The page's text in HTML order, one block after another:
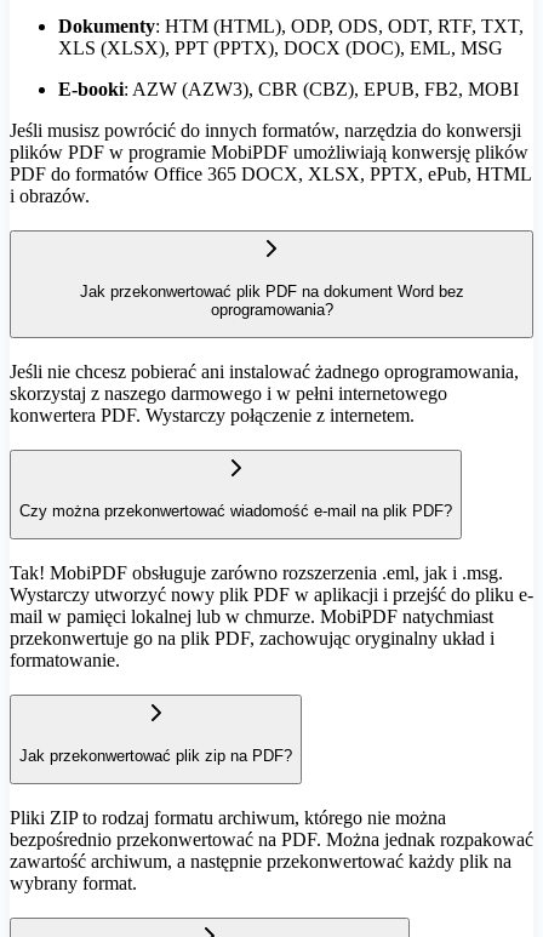
Dokumenty: HTM (HTML), ODP, ODS, ODT, RTF, TXT,
XLS (XLSX), PPT (PPTX), DOCX (DOC), EML, MSG
E-booki: AZW (AZW3), CBR (CBZ), EPUB, FB2, MOBI
Jeśli musisz powrócić do innych formatów, narzędzia do konwersji
plików PDF w programie MobiPDF umożliwiają konwersję plików
PDF do formatów Office 365 DOCX, XLSX, PPTX, ePub, HTML
i obrazów.
Jak przekonwertować plik PDF na dokument Word bez
oprogramowania?
Jeśli nie chcesz pobierać ani instalować żadnego oprogramowania,
skorzystaj z naszego darmowego i w pełni internetowego
konwertera PDF. Wystarczy połączenie z internetem.
Czy można przekonwertować wiadomość e-mail na plik PDF?
Tak! MobiPDF obsługuje zarówno rozszerzenia .eml, jak i .msg.
Wystarczy utworzyć nowy plik PDF w aplikacji i przejść do pliku e-
mail w pamięci lokalnej lub w chmurze. MobiPDF natychmiast
przekonwertuje go na plik PDF, zachowując oryginalny układ i
formatowanie.
Jak przekonwertować plik zip na PDF?
Pliki ZIP to rodzaj formatu archiwum, którego nie można
bezpośrednio przekonwertować na PDF. Można jednak rozpakować
zawartość archiwum, a następnie przekonwertować każdy plik na
wybrany format.